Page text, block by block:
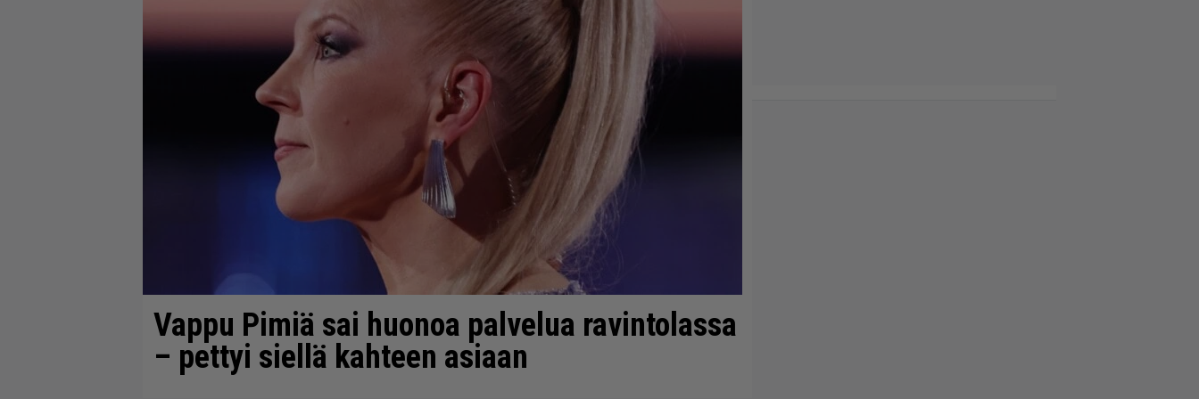
Vappu Pimiä sai huonoa palvelua ravintolassa
– pettyi siellä kahteen asiaan